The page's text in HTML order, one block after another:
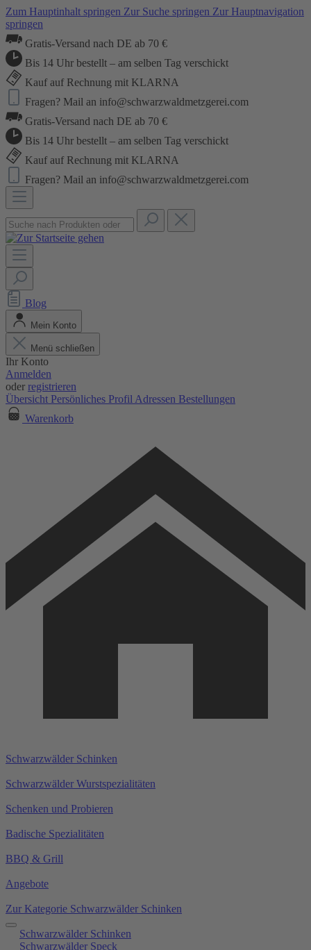
Zum Hauptinhalt springen Zur Suche springen Zur Hauptnavigation
springen
Gratis-Versand nach DE ab 70 €
Bis 14 Uhr bestellt – am selben Tag verschickt
Kauf auf Rechnung mit KLARNA
Fragen? Mail an info@schwarzwaldmetzgerei.com
Gratis-Versand nach DE ab 70 €
Bis 14 Uhr bestellt – am selben Tag verschickt
Kauf auf Rechnung mit KLARNA
Fragen? Mail an info@schwarzwaldmetzgerei.com
Blog
Mein Konto
Menü schließen
Ihr Konto
Anmelden
oder registrieren
Übersicht Persönliches Profil Adressen Bestellungen
Warenkorb
Schwarzwälder Schinken
Schwarzwälder Wurstspezialitäten
Schenken und Probieren
Badische Spezialitäten
BBQ & Grill
Angebote
Zur Kategorie Schwarzwälder Schinken
Schwarzwälder Schinken
Schwarzwälder Speck